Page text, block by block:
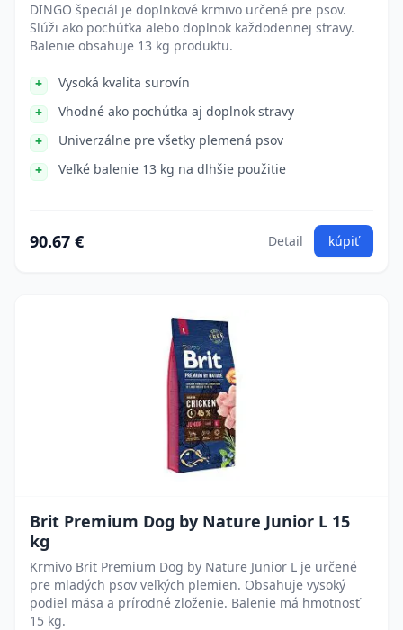
DINGO špeciál je doplnkové krmivo určené pre psov.
Slúži ako pochúťka alebo doplnok každodennej stravy.
Balenie obsahuje 13 kg produktu.
Vysoká kvalita surovín
Vhodné ako pochúťka aj doplnok stravy
Univerzálne pre všetky plemená psov
Veľké balenie 13 kg na dlhšie použitie
90.67 € Detail kúpiť
Brit Premium Dog by Nature Junior L 15
kg
Krmivo Brit Premium Dog by Nature Junior L je určené
pre mladých psov veľkých plemien. Obsahuje vysoký
podiel mäsa a prírodné zloženie. Balenie má hmotnosť
15 kg.